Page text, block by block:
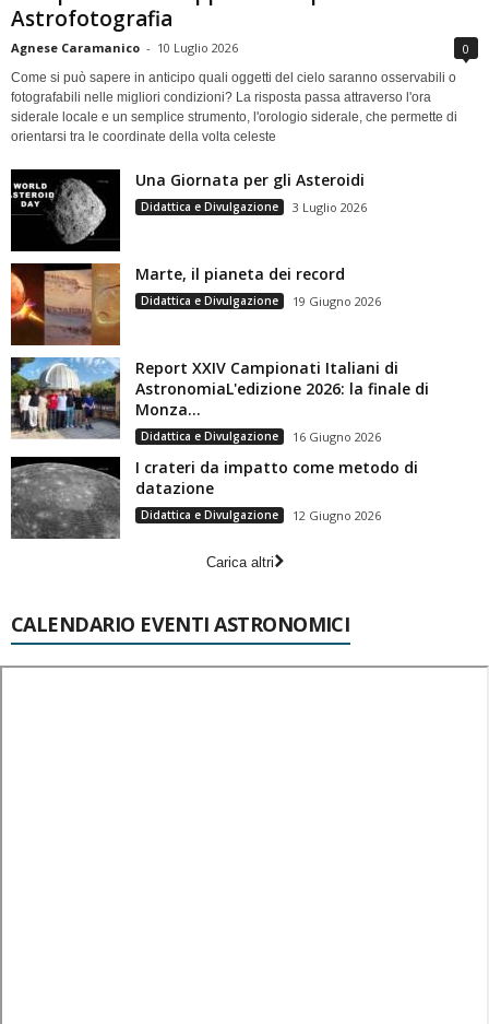
Astrofotografia
Agnese Caramanico - 10 Luglio 2026 0
Come si può sapere in anticipo quali oggetti del cielo saranno osservabili o
fotografabili nelle migliori condizioni? La risposta passa attraverso l'ora
siderale locale e un semplice strumento, l'orologio siderale, che permette di
orientarsi tra le coordinate della volta celeste
Una Giornata per gli Asteroidi
Didattica e Divulgazione 3 Luglio 2026
Marte, il pianeta dei record
Didattica e Divulgazione 19 Giugno 2026
Report XXIV Campionati Italiani di
AstronomiaL'edizione 2026: la finale di
Monza...
Didattica e Divulgazione 16 Giugno 2026
I crateri da impatto come metodo di
datazione
Didattica e Divulgazione 12 Giugno 2026
Carica altri
CALENDARIO EVENTI ASTRONOMICI